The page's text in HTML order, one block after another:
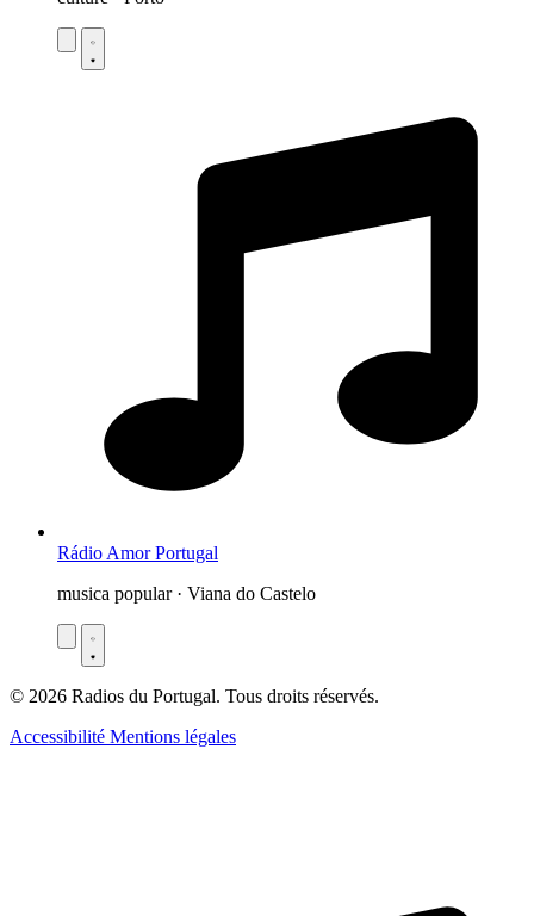
Rádio Amor Portugal
musica popular · Viana do Castelo
© 2026 Radios du Portugal. Tous droits réservés.
Accessibilité Mentions légales